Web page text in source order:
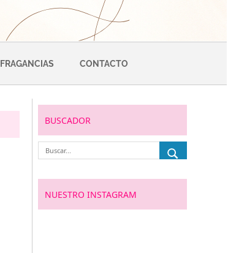
FRAGANCIAS CONTACTO
BUSCADOR
NUESTRO INSTAGRAM